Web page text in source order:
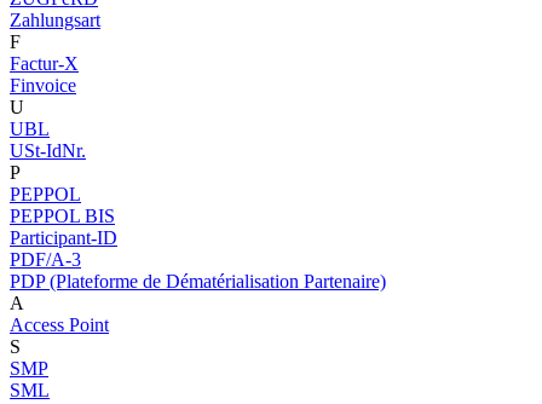
Zahlungsart
F
Factur-X
Finvoice
U
UBL
USt-IdNr.
P
PEPPOL
PEPPOL BIS
Participant-ID
PDF/A-3
PDP (Plateforme de Dématérialisation Partenaire)
A
Access Point
S
SMP
SML